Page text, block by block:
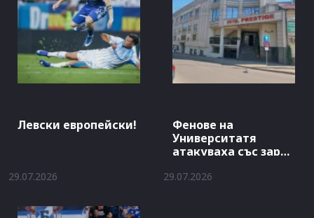
Левски европейски!
29.07.2026
Фенове на
Университатя
атакуваха със заря
29.07.2026